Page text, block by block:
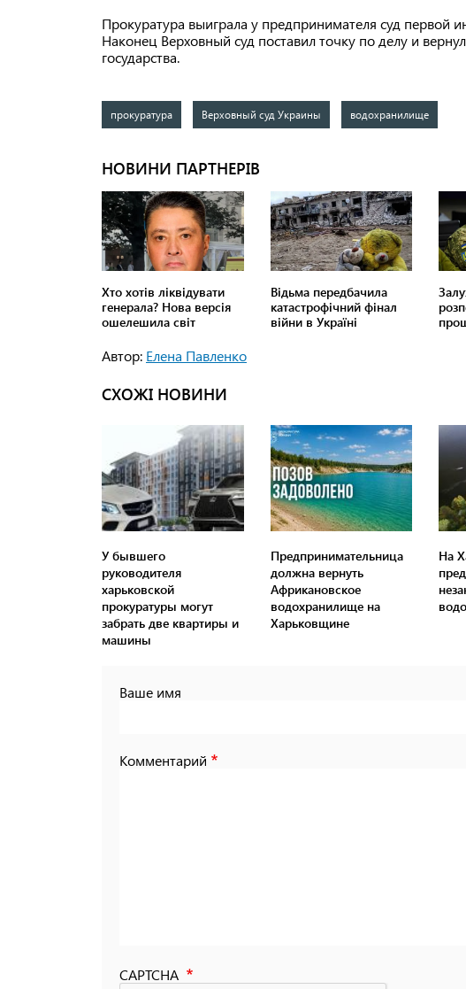
Прокуратура выиграла у предпринимателя суд первой
Наконец Верховный суд поставил точку по делу и
государства.
прокуратура Верховный суд Украины водохранилище
Автор: Елена Павленко
СХОЖІ НОВИНИ
У бывшего
руководителя
харьковской
прокуратуры могут
забрать две квартиры и
машины
Предпринимательница
должна вернуть
Африкановское
водохранилище на
Харьковщине
На
Ваше имя
Комментарий
CAPTCHA